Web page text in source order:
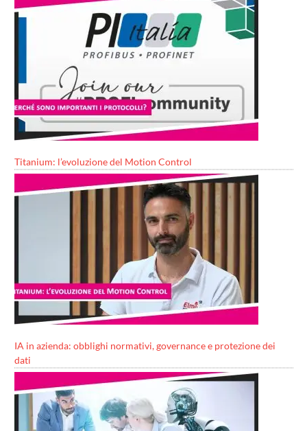
Titanium: l’evoluzione del Motion Control
IA in azienda: obblighi normativi, governance e protezione dei
dati